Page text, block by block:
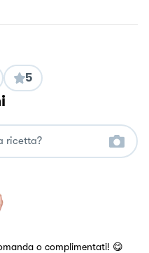
5
o complimentati! 😋